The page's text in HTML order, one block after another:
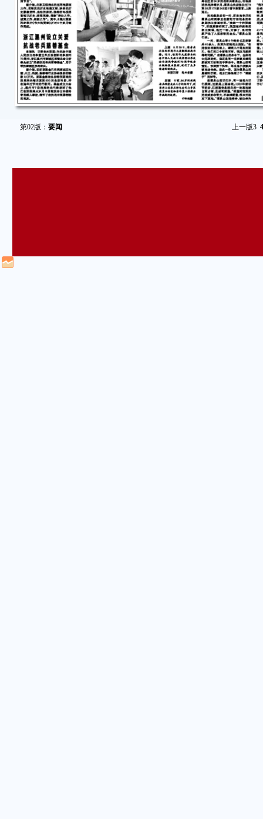
第02版： 要闻 上一版3 4